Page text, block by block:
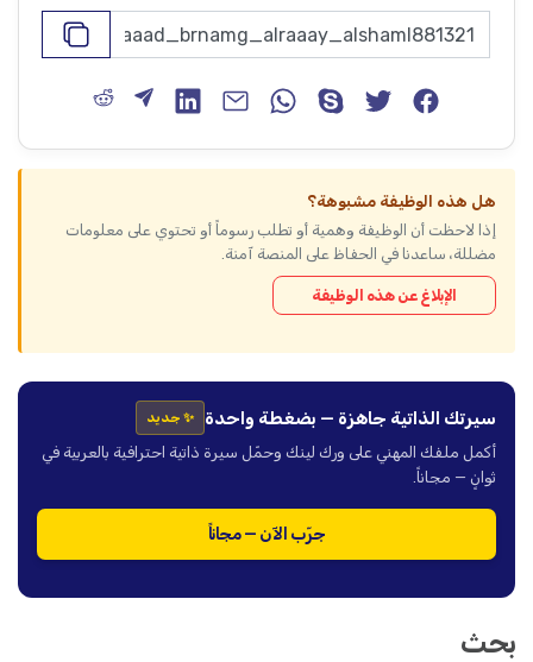
هل هذه الوظيفة مشبوهة؟
إذا لاحظت أن الوظيفة وهمية أو تطلب رسوماً أو تحتوي على معلومات
مضللة، ساعدنا في الحفاظ على المنصة آمنة.
الإبلاغ عن هذه الوظيفة
سيرتك الذاتية جاهزة — بضغطة واحدة ✨ جديد
أكمل ملفك المهني على ورك لينك وحمّل سيرة ذاتية احترافية بالعربية في
ثوانٍ — مجاناً.
جرّب الآن — مجاناً
بحث